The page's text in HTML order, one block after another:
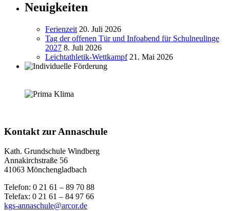
Neuigkeiten
Ferienzeit 20. Juli 2026
Tag der offenen Tür und Infoabend für Schulneulinge
2027 8. Juli 2026
Leichtathletik-Wettkampf 21. Mai 2026
Kontakt zur Annaschule
Kath. Grundschule Windberg
Annakirchstraße 56
41063 Mönchengladbach
Telefon: 0 21 61 – 89 70 88
Telefax: 0 21 61 – 84 97 66
kgs-annaschule@arcor.de